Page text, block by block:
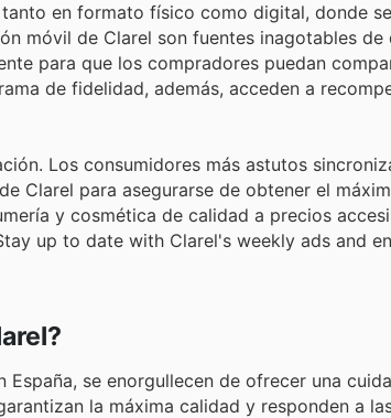
en formato físico como digital, donde
móvil de Clarel son fuentes inagotables
para que los compradores puedan
de fidelidad, además, acceden a
Los consumidores más astutos
Clarel para asegurarse de obtener el
y cosmética de calidad a precios
up to date with Clarel's weekly ads and
se enorgullecen de ofrecer una
la máxima calidad y responden a